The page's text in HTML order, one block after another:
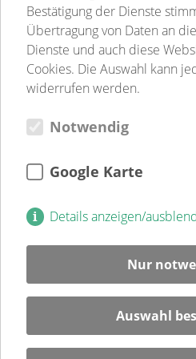
Betreutes
Jugend-, Familien- &
Weitere
Blog
Bestätigung der Dienste
Übertragung von Daten an
Dienste und auch diese
Cookies. Die Auswahl kann
widerrufen werden.
Notwendig
Google Karte
Details anzeigen/
Nur
Auswahl